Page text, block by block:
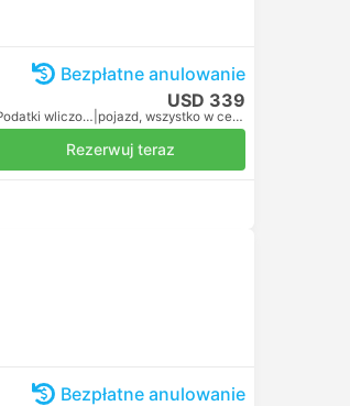
Bezpłatne anulowanie
USD 339
Podatki wliczone pojazd, wszystko w cenie
Rezerwuj teraz
Bezpłatne anulowanie